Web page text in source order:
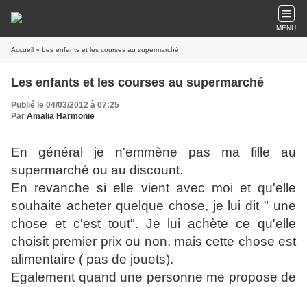
MENU
Accueil » Les enfants et les courses au supermarché
Les enfants et les courses au supermarché
Publié le 04/03/2012 à 07:25
Par Amalia Harmonie
En général je n'emmène pas ma fille au
supermarché ou au discount.
En revanche si elle vient avec moi et qu'elle
souhaite acheter quelque chose, je lui dit " une
chose et c'est tout". Je lui achète ce qu'elle
choisit premier prix ou non, mais cette chose est
alimentaire ( pas de jouets).
Egalement quand une personne me propose de